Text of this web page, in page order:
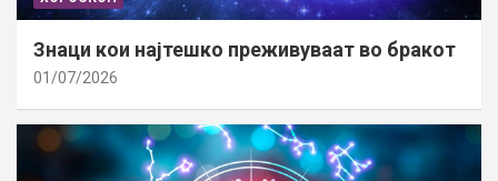
Знаци кои најтешко преживуваат во бракот
01/07/2026